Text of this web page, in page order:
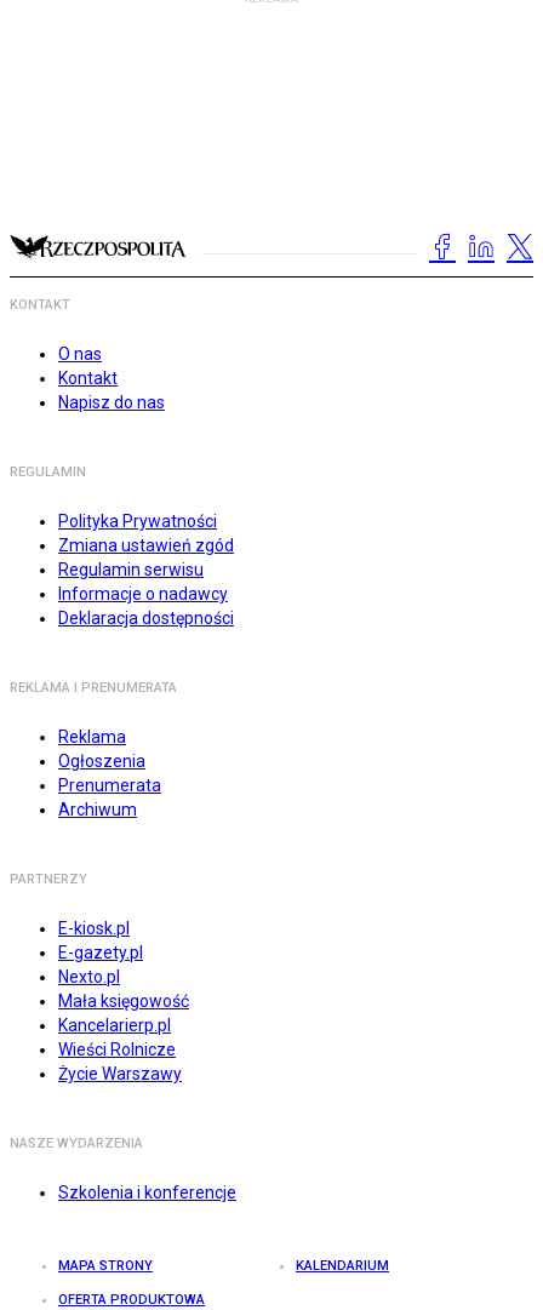
KONTAKT
O nas
Kontakt
Napisz do nas
REGULAMIN
Polityka Prywatności
Zmiana ustawień zgód
Regulamin serwisu
Informacje o nadawcy
Deklaracja dostępności
REKLAMA I PRENUMERATA
Reklama
Ogłoszenia
Prenumerata
Archiwum
PARTNERZY
E-kiosk.pl
E-gazety.pl
Nexto.pl
Mała księgowość
Kancelarierp.pl
Wieści Rolnicze
Życie Warszawy
NASZE WYDARZENIA
Szkolenia i konferencje
MAPA STRONY KALENDARIUM
OFERTA PRODUKTOWA